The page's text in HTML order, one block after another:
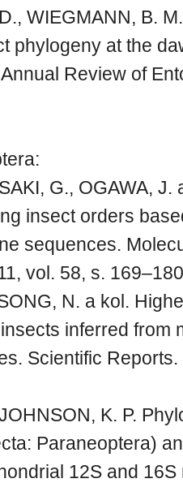
WIEGMANN, B.
phylogeny at the
Review of
G., OGAWA,
insect orders
sequences.
vol. 58, s.
N. a kol.
inferred from
Scientific
K. P.
Paraneoptera)
12S and